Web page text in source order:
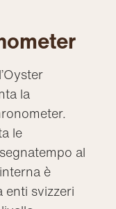
la
le
al
è
enti svizzeri